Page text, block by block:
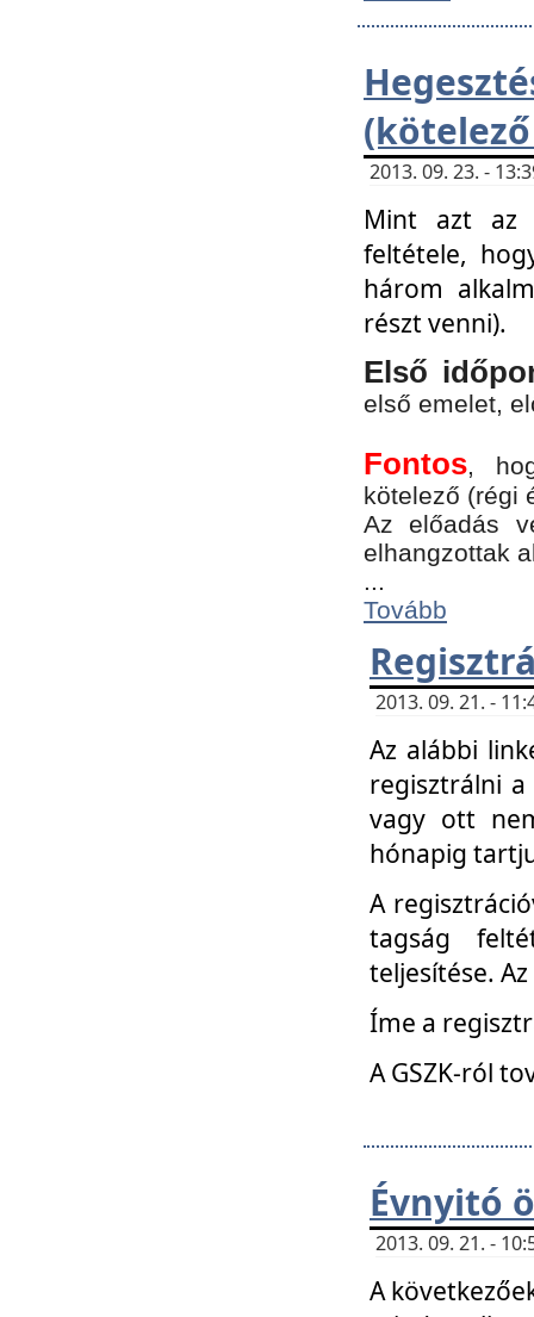
2013. 09. 23. -
Mint azt az
feltétele,
három
részt venni).
Első
első emelet,
Fontos,
kötelező (régi
Az előadás
elhangzottak
...
Tovább
2013. 09. 21. -
Az alábbi
regisztrálni
vagy ott
hónapig
A
tagság
teljesítése.
Íme a
A GSZK-ról
Évnyitó
2013. 09. 21. -
A